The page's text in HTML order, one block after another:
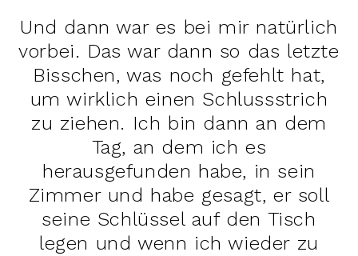
Und dann war es bei mir natürlich
vorbei. Das war dann so das letzte
Bisschen, was noch gefehlt hat,
um wirklich einen Schlussstrich
zu ziehen. Ich bin dann an dem
Tag, an dem ich es
herausgefunden habe, in sein
Zimmer und habe gesagt, er soll
seine Schlüssel auf den Tisch
legen und wenn ich wieder zu